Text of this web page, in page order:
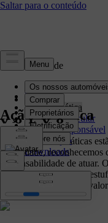
Sustentabilidade
Destaques
Ação climática
Economia circular
Negócio responsável
Governação
Downloads
Ação climática
As alterações climáticas
mobilidade, reconhecemos
responsabilidade de
de gases com efeito de
toda a nossa cadeia de